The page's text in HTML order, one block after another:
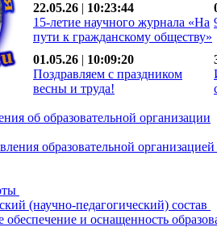
22.05.26 | 10:23:44
15-летие научного журнала «На
пути к гражданскому обществу»
01.05.26 | 10:09:20
Поздравляем с праздником
весны и труда!
об образовательной организации
образовательной организацией
(научно-педагогический) состав
обеспечение и оснащенность